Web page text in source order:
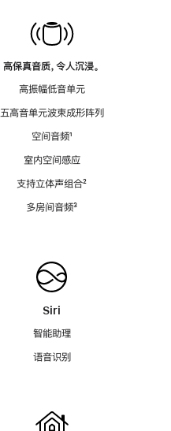
高保真音质，令人沉浸。
高振幅低音单元
五高音单元波束成形阵列
空间音频脚
¹
室内空间感应
支持立体声组合脚
²
多房间音频脚
³
Siri
智能助理
语音识别